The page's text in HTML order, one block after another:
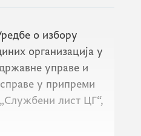
о избору
организација у
управе и
у припреми
лист ЦГ“,